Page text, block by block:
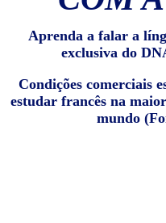
Aprenda a falar a
exclusiva do
Condições comerciais
estudar francês na
mundo